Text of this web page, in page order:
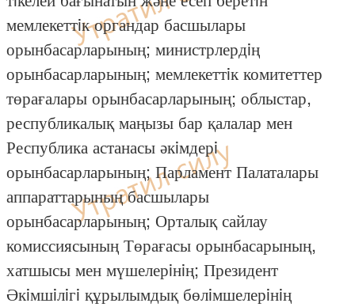
мемлекеттiк органдар басшылары
орынбасарларының; министрлердiң
орынбасарларының; мемлекеттiк комитеттер
төрағалары орынбасарларының; облыстар,
республикалық маңызы бар қалалар мен
Республика астанасы әкiмдерi
орынбасарларының; Парламент Палаталары
аппараттарының басшылары
орынбасарларының; Орталық сайлау
комиссиясының Төрағасы орынбасарының,
хатшысы мен мүшелерiнiң; Президент
Әкiмшiлiгi құрылымдық бөлiмшелерiнiң